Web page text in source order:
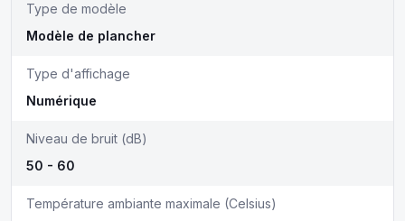
Type de modèle
Modèle de plancher
Type d'affichage
Numérique
Niveau de bruit (dB)
50 - 60
Température ambiante maximale (Celsius)